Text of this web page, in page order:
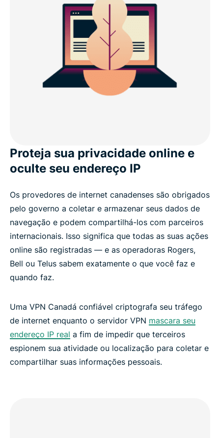
Assista: como configurar a ExpressVPN para o
VPNs gratuitas para o Canadá x ExpressVPN
Baixe uma VPN para todos os seus dispositivos
O que mais você obtém com a ExpressVPN?
O que as pessoas estão dizendo sobre a
ExpressVPN
Perguntas frequentes sobre VPNs para o Canadá
Como obtenho um endereço IP canadense?
Privacidade na internet e regulamentações no
Canadá
Você precisa de uma VPN no Canadá?
Proteja sua privacidade online e
oculte seu endereço IP
Os provedores de internet canadenses são obrigados
pelo governo a coletar e armazenar seus dados de
navegação e podem compartilhá-los com parceiros
internacionais. Isso significa que todas as suas ações
online são registradas — e as operadoras Rogers,
Bell ou Telus sabem exatamente o que você faz e
quando faz.
Uma VPN Canadá confiável criptografa seu tráfego
de internet enquanto o servidor VPN mascara seu
endereço IP real a fim de impedir que terceiros
espionem sua atividade ou localização para coletar e
compartilhar suas informações pessoais.